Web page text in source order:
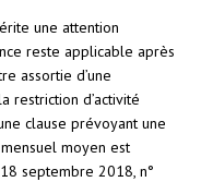
une attention
reste applicable après
assortie d’une
restriction d’activité
clause prévoyant une
moyen est
septembre 2018, n°